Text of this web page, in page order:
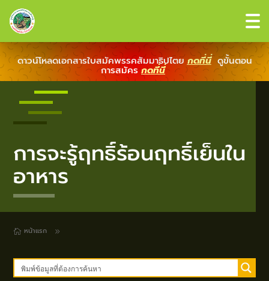
ดาวน์โหลดเอกสารใบสมัคพรรคสัมมาธิปไตย กดที่นี่ ดูขั้นตอน
การสมัครกดที่นี่
การจะรู้ฤทธิ์ร้อนฤทธิ์เย็นใน
อาหาร
 หน้าแรก 9